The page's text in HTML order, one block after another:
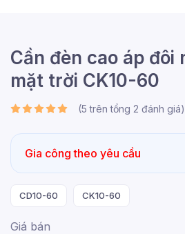
Cần đèn cao áp đôi
mặt trời CK10-60
(5 trên tổng 2 đánh giá)
Gia công theo yêu cầu
CD10-60 CK10-60
Giá bán